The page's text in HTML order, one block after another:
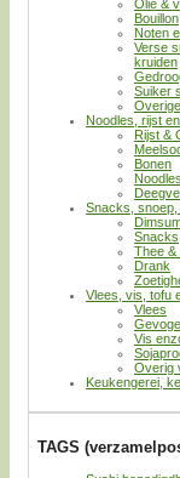
Olie &
Bouillon
Noten
Verse
kruiden
Suiker
Noodles, rijst
Rijst &
Bonen
Noodles
Snacks,
Snacks
Thee &
Drank
Vlees, vis, tofu
Vlees
Vis
Overig
Keukengerei,
TAGS